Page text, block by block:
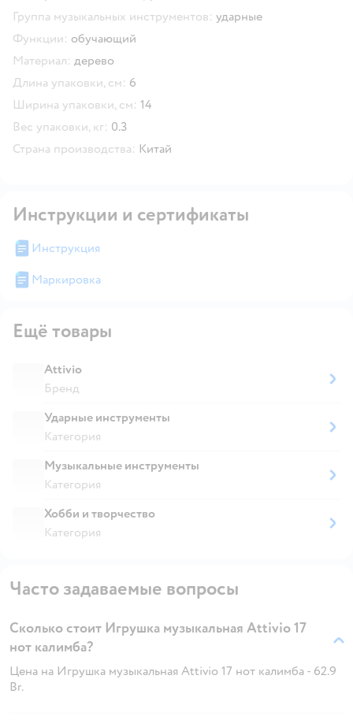
Группа музыкальных инструментов: ударные
Функции: обучающий
Материал: дерево
Длина упаковки, см: 6
Ширина упаковки, см: 14
Вес упаковки, кг: 0.3
Страна производства: Китай
Инструкции и сертификаты
Инструкция
Маркировка
Ещё товары
Attivio
Бренд
Ударные инструменты
Категория
Музыкальные инструменты
Категория
Хобби и творчество
Категория
Часто задаваемые вопросы
Сколько стоит Игрушка музыкальная Attivio 17
нот калимба?
Цена на Игрушка музыкальная Attivio 17 нот калимба - 62.9
Br.